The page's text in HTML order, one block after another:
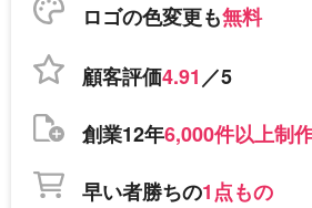
ロゴの色変更も無料
顧客評価4.91／5
創業12年6,000件以上制
早い者勝ちの1点もの